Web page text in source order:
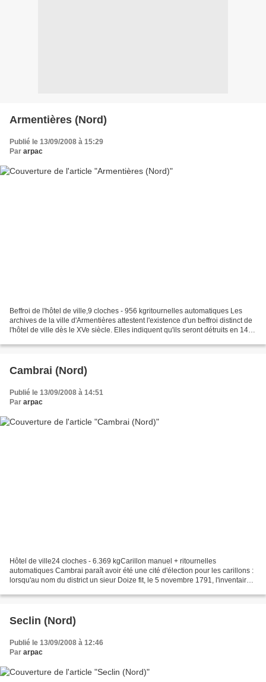
Armentières (Nord)
Publié le 13/09/2008 à 15:29
Par arpac
Beffroi de l'hôtel de ville,9 cloches - 956 kgritournelles automatiques Les
archives de la ville d'Armentières attestent l'existence d'un beffroi distinct de
l'hôtel de ville dès le XVe siècle. Elles indiquent qu'ils seront détruits en 1477
Cambrai (Nord)
Publié le 13/09/2008 à 14:51
Par arpac
Hôtel de ville24 cloches - 6.369 kgCarillon manuel + ritournelles
automatiques Cambrai paraît avoir été une cité d'élection pour les carillons :
lorsqu'au nom du district un sieur Doize fit, le 5 novembre 1791, l'inventaire
Seclin (Nord)
Publié le 13/09/2008 à 12:46
Par arpac